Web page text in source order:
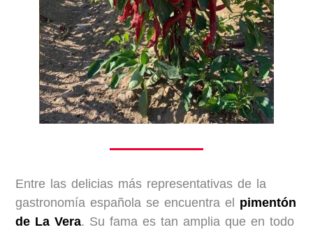
Entre las delicias más representativas de la
gastronomía española se encuentra el pimentón
de La Vera. Su fama es tan amplia que en todo